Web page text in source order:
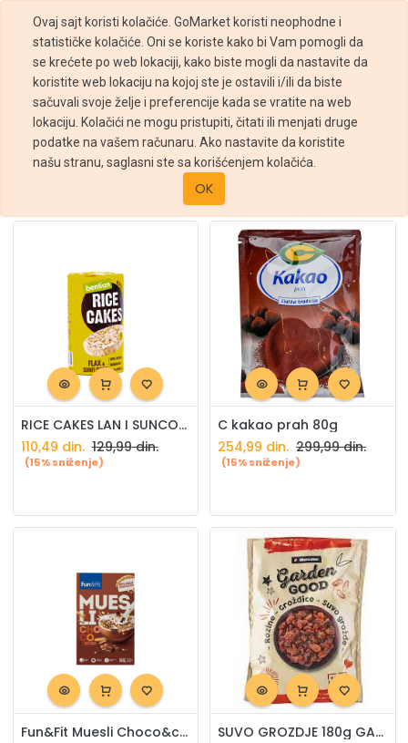
Ovaj sajt koristi kolačiće. GoMarket koristi neophodne i
statističke kolačiće. Oni se koriste kako bi Vam pomogli da
se krećete po web lokaciji, kako biste mogli da nastavite da
koristite web lokaciju na kojoj ste je ostavili i/ili da biste
sačuvali svoje želje i preferencije kada se vratite na web
lokaciju. Kolačići ne mogu pristupiti, čitati ili menjati druge
podatke na vašem računaru. Ako nastavite da koristite
našu stranu, saglasni ste sa korišćenjem kolačića.
OK
Filteri
Prodavnica Zdrava hrana
Podrazumevano
RICE CAKES LAN I SUNCOKRET 100g
110,49 din. 129,99din.
(15% sniženje)
C kakao prah 80g
254,99 din. 299,99din.
(15% sniženje)
Fun&Fit Muesli Choco&cocoa 250g
SUVO GROZDJE 180g GARDEN GOOD